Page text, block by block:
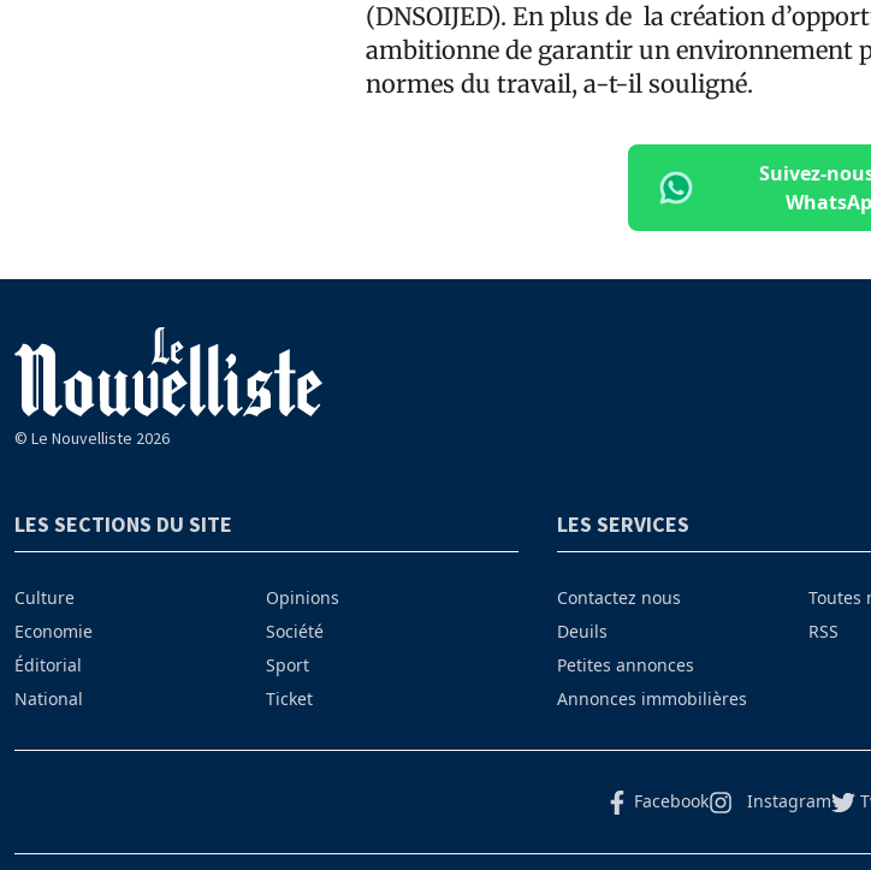
(DNSOIJED). En plus de la création
ambitionne de garantir un environnement
normes du travail, a-t-il souligné.
Suivez-
© Le Nouvelliste 2026
LES SECTIONS DU SITE
Culture
Economie
Éditorial
National
Opinions
Société
Sport
Ticket
LES SERVICES
Contactez nous
Deuils
Petites annonces
Annonces immobilières
Toutes
RSS
Facebook Instagram